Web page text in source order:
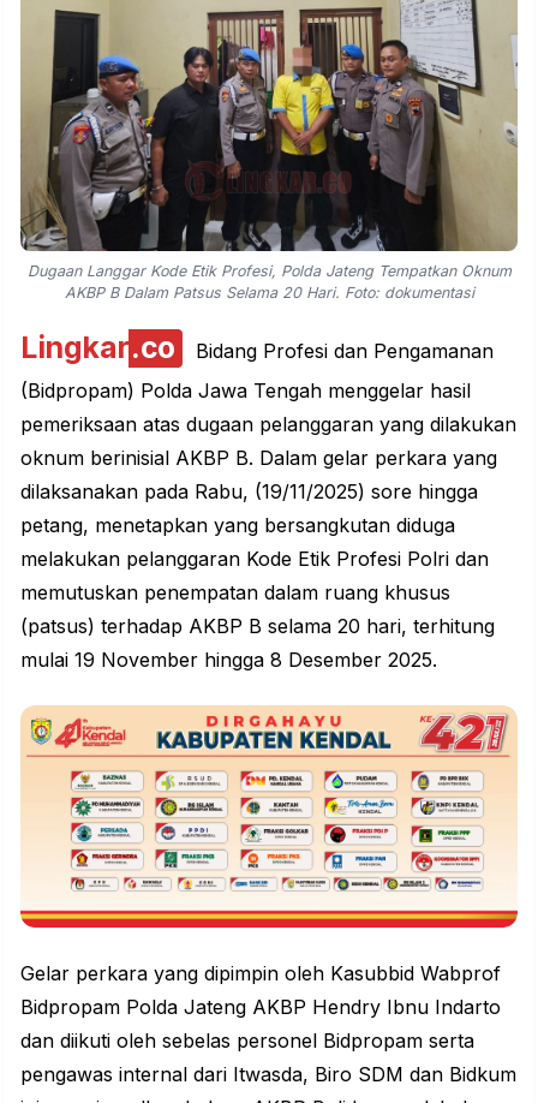
Dugaan Langgar Kode Etik Profesi, Polda Jateng Tempatkan Oknum
AKBP B Dalam Patsus Selama 20 Hari. Foto: dokumentasi
Lingkar.co
Bidang Profesi dan Pengamanan
(Bidpropam) Polda Jawa Tengah menggelar hasil
pemeriksaan atas dugaan pelanggaran yang dilakukan
oknum berinisial AKBP B. Dalam gelar perkara yang
dilaksanakan pada Rabu, (19/11/2025) sore hingga
petang, menetapkan yang bersangkutan diduga
melakukan pelanggaran Kode Etik Profesi Polri dan
memutuskan penempatan dalam ruang khusus
(patsus) terhadap AKBP B selama 20 hari, terhitung
mulai 19 November hingga 8 Desember 2025.
Gelar perkara yang dipimpin oleh Kasubbid Wabprof
Bidpropam Polda Jateng AKBP Hendry Ibnu Indarto
dan diikuti oleh sebelas personel Bidpropam serta
pengawas internal dari Itwasda, Biro SDM dan Bidkum